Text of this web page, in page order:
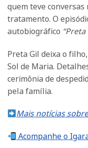
quem teve
tratamento. O
autobiográfico
Preta Gil deixa o
Sol de Maria.
cerimônia de
pela família.
Mais notícias
Acompanhe o